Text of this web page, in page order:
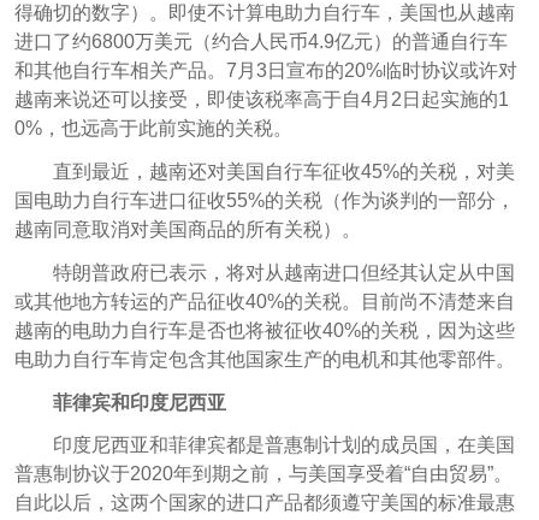
得确切的数字）。即使不计算电助力自行车，美国也从越南
进口了约6800万美元（约合人民币4.9亿元）的普通自行车
和其他自行车相关产品。7月3日宣布的20%临时协议或许对
越南来说还可以接受，即使该税率高于自4月2日起实施的1
0%，也远高于此前实施的关税。
直到最近，越南还对美国自行车征收45%的关税，对美
国电助力自行车进口征收55%的关税（作为谈判的一部分，
越南同意取消对美国商品的所有关税）。
特朗普政府已表示，将对从越南进口但经其认定从中国
或其他地方转运的产品征收40%的关税。目前尚不清楚来自
越南的电助力自行车是否也将被征收40%的关税，因为这些
电助力自行车肯定包含其他国家生产的电机和其他零部件。
菲律宾和印度尼西亚
印度尼西亚和菲律宾都是普惠制计划的成员国，在美国
普惠制协议于2020年到期之前，与美国享受着“自由贸易”。
自此以后，这两个国家的进口产品都须遵守美国的标准最惠